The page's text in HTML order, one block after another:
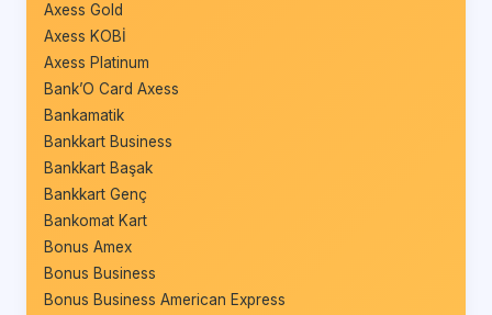
Axess Gold
Axess KOBİ
Axess Platinum
Bank’O Card Axess
Bankamatik
Bankkart Business
Bankkart Başak
Bankkart Genç
Bankomat Kart
Bonus Amex
Bonus Business
Bonus Business American Express